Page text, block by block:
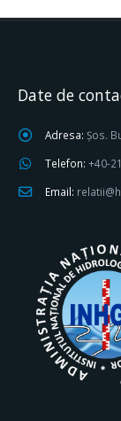
Date de
Adresa: Șos.
Telefon: +40-
Email: